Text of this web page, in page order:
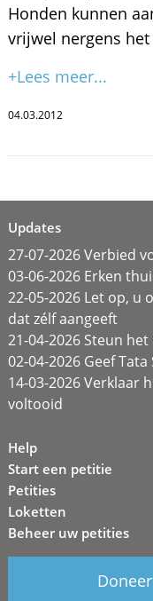
Honden kunnen
vrijwel nergens
+Lees meer...
04.03.2012
Updates
27-07-2026 Verbied
03-06-2026 Erken
22-05-2026 Let op, u
dat zélf aangeeft
21-04-2026 Steun
02-04-2026 Geef
14-03-2026 Verklaar
voltooid
Help
Start een petitie
Petities
Loketten
Beheer uw petities